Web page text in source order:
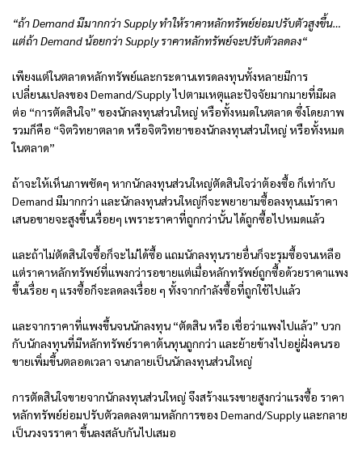
“ถ้า Demand มีมากกว่า Supply ทำให้ราคาหลักทรัพย์ย่อมปรับตัวสูงขึ้น…
แต่ถ้า Demand น้อยกว่า Supply ราคาหลักทรัพย์จะปรับตัวลดลง“
เพียงแต่ในตลาดหลักทรัพย์และกระดานเทรดลงทุนทั้งหลายมีการ
เปลี่ยนแปลงของ Demand/Supply ไปตามเหตุและปัจจัยมากมายที่มีผล
ต่อ “การตัดสินใจ” ของนักลงทุนส่วนใหญ่ หรือทั้งหมดในตลาด ซึ่งโดยภาพ
รวมก็คือ “จิตวิทยาตลาด หรือจิตวิทยาของนักลงทุนส่วนใหญ่ หรือทั้งหมด
ในตลาด”
ถ้าจะให้เห็นภาพชัดๆ หากนักลงทุนส่วนใหญ่ตัดสินใจว่าต้องซื้อ ก็เท่ากับ
Demand มีมากกว่า และนักลงทุนส่วนใหญ่ก็จะพยายามซื้อลงทุนแม้ราคา
เสนอขายจะสูงขึ้นเรื่อยๆ เพราะราคาที่ถูกกว่านั้น ได้ถูกซื้อไปหมดแล้ว
และถ้าไม่ตัดสินใจซื้อก็จะไม่ได้ซื้อ แถมนักลงทุนรายอื่นก็จะรุมซื้อจนเหลือ
แต่ราคาหลักทรัพย์ที่แพงกว่ารอขายแต่เมื่อหลักทรัพย์ถูกซื้อด้วยราคาแพง
ขึ้นเรื่อย ๆ แรงซื้อก็จะลดลงเรื่อย ๆ ทั้งจากกำลังซื้อที่ถูกใช้ไปแล้ว
และจากราคาที่แพงขึ้นจนนักลงทุน “ตัดสิน หรือ เชื่อว่าแพงไปแล้ว” บวก
กับนักลงทุนที่มีหลักทรัพย์ราคาต้นทุนถูกกว่า และย้ายข้างไปอยู่ฝั่งคนรอ
ขายเพิ่มขึ้นตลอดเวลา จนกลายเป็นนักลงทุนส่วนใหญ่
การตัดสินใจขายจากนักลงทุนส่วนใหญ่ จึงสร้างแรงขายสูงกว่าแรงซื้อ ราคา
หลักทรัพย์ย่อมปรับตัวลดลงตามหลักการของ Demand/Supply และกลาย
เป็นวงจรราคา ขึ้นลงสลับกันไปเสมอ